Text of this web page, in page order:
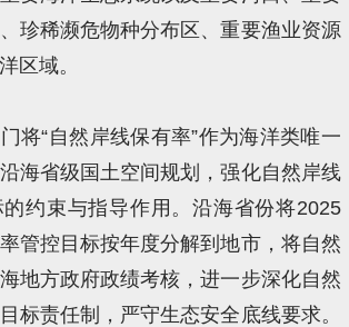
珍稀濒危物种分布区、重要渔业资源
区域。
将“自然岸线保有率”作为海洋类唯一
海省级国土空间规划，强化自然岸线
约束与指导作用。沿海省份将2025
管控目标按年度分解到地市，将自然
地方政府政绩考核，进一步深化自然
标责任制，严守生态安全底线要求。